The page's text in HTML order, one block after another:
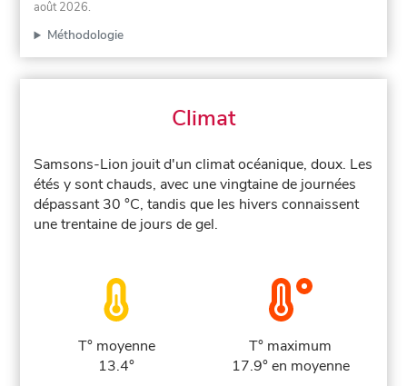
août 2026.
Méthodologie
Climat
Samsons-Lion jouit d'un climat océanique, doux. Les
étés y sont chauds, avec une vingtaine de journées
dépassant 30 °C, tandis que les hivers connaissent
une trentaine de jours de gel.
T° moyenne
13.4°
T° maximum
17.9° en moyenne